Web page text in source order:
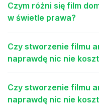
Czym różni się film
w świetle prawa?
Czy stworzenie filmu
naprawdę nic nie
Czy stworzenie filmu
naprawdę nic nie